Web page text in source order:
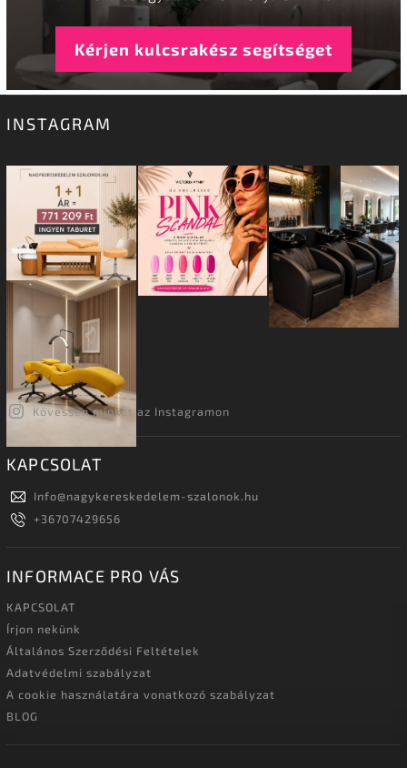
Kérjen kulcsrakész segítséget
INSTAGRAM
Kövessen minket az Instagramon
KAPCSOLAT
Info@nagykereskedelem-szalonok.hu
+36707429656
INFORMACE PRO VÁS
KAPCSOLAT
Írjon nekünk
Általános Szerződési Feltételek
Adatvédelmi szabályzat
A cookie használatára vonatkozó szabályzat
BLOG